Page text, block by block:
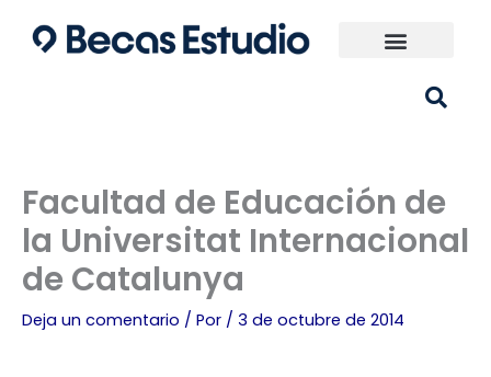
Facultad de Educación de
la Universitat Internacional
de Catalunya
Deja un comentario / Por / 3 de octubre de 2014